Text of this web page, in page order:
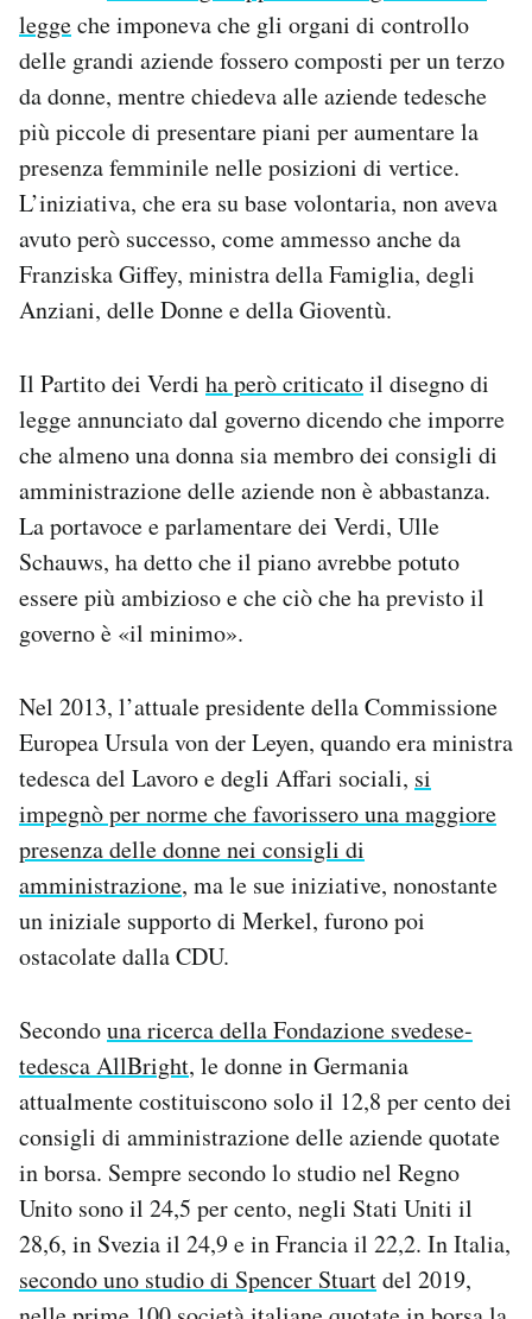
leggeche imponeva che gli organi di controllo
delle grandi aziende fossero composti per un terzo
da donne, mentre chiedeva alle aziende tedesche
più piccole di presentare piani per aumentare la
presenza femminile nelle posizioni di vertice.
L’iniziativa, che era su base volontaria, non aveva
avuto però successo, come ammesso anche da
Franziska Giffey, ministra della Famiglia, degli
Anziani, delle Donne e della Gioventù.
Il Partito dei Verdi ha però criticatoil disegno di
legge annunciato dal governo dicendo che imporre
che almeno una donna sia membro dei consigli di
amministrazione delle aziende non è abbastanza.
La portavoce e parlamentare dei Verdi, Ulle
Schauws, ha detto che il piano avrebbe potuto
essere più ambizioso e che ciò che ha previsto il
governo è «il minimo».
Nel 2013, l’attuale presidente della Commissione
Europea Ursula von der Leyen, quando era ministra
tedesca del Lavoro e degli Affari sociali, si
impegnò per norme che favorissero una maggiore
presenza delle donne nei consigli di
amministrazione, ma le sue iniziative, nonostante
un iniziale supporto di Merkel, furono poi
ostacolate dalla CDU.
Secondouna ricerca della Fondazione svedese-
tedesca AllBright, le donne in Germania
attualmente costituiscono solo il 12,8 per cento dei
consigli di amministrazione delle aziende quotate
in borsa. Sempre secondo lo studio nel Regno
Unito sono il 24,5 per cento, negli Stati Uniti il
28,6, in Svezia il 24,9 e in Francia il 22,2. In Italia,
secondo uno studio di Spencer Stuartdel 2019,